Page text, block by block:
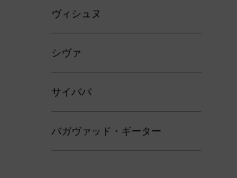
ヴィシュヌ
シヴァ
サイババ
バガヴァッド・ギーター